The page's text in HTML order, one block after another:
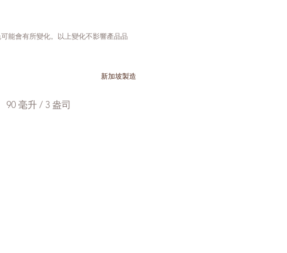
能會有所變化。以上變化不影響產品品
新加坡製造
90 毫升 / 3 盎司